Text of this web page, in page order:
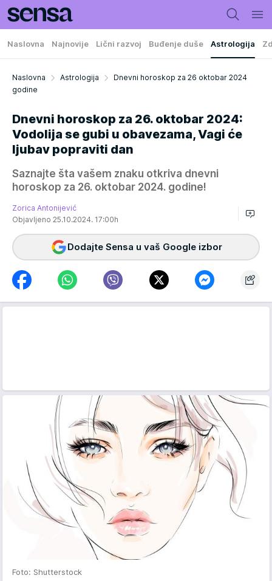
Naslovna Najnovije Lični razvoj Buđenje duše Astrologija
Naslovna Astrologija
Dnevni horoskop za 26 oktobar 2024
godine
Dnevni horoskop za 26. oktobar 2024:
Vodolija se gubi u obavezama, Vagi će
ljubav popraviti dan
Saznajte šta vašem znaku otkriva dnevni
horoskop za 26. oktobar 2024. godine!
Zorica Antonijević
Objavljeno 25.10.2024. 17:00h
Dodajte Sensa u vaš Google izbor
Foto: Shutterstock